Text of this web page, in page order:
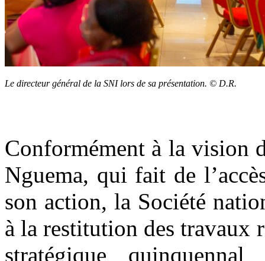
Le directeur général de la SNI lors de sa présentation. © D.R.
Conformément à la vision
Nguema, qui fait de
son action, la Société
à la restitution des travaux
stratégique